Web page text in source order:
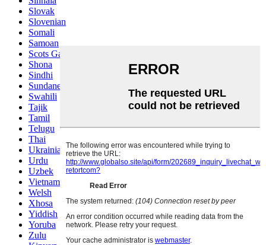
Slovak
Slovenian
Somali
Samoan
Scots Gaelic
Shona
Sindhi
Sundanese
Swahili
Tajik
Tamil
Telugu
Thai
Ukrainian
Urdu
Uzbek
Vietnamese
Welsh
Xhosa
Yiddish
Yoruba
Zulu